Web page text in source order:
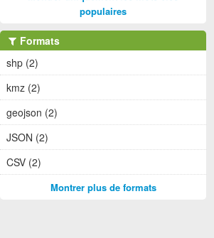
populaires
Formats
shp (2)
kmz (2)
geojson (2)
JSON (2)
CSV (2)
Montrer plus de formats